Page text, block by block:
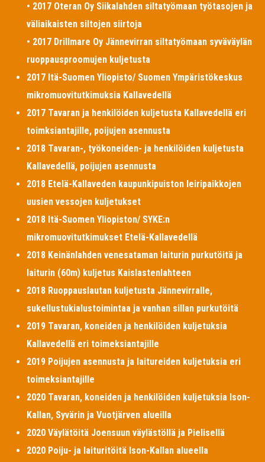
• 2017 Oteran Oy Siikalahden siltatyömaan työtasojen ja
väliaikaisten siltojen siirtoja
• 2017 Drillmare Oy Jännevirran siltatyömaan syväväylän
ruoppausproomujen kuljetusta
2017 Itä-Suomen Yliopisto/ Suomen Ympäristökeskus
mikromuovitutkimuksia Kallavedellä
2017 Tavaran ja henkilöiden kuljetusta Kallavedellä eri
toimksiantajille, poijujen asennusta
2018 Tavaran-, työkoneiden- ja henkilöiden kuljetusta
Kallavedellä, poijujen asennusta
2018 Etelä-Kallaveden kaupunkipuiston leiripaikkojen
uusien vessojen kuljetukset
2018 Itä-Suomen Yliopiston/ SYKE:n
mikromuovitutkimukset Etelä-Kallavedellä
2018 Keinänlahden venesataman laiturin purkutöitä ja
laiturin (60m) kuljetus Kaislastenlahteen
2018 Ruoppauslautan kuljetusta Jännevirralle,
sukellustukialustoimintaa ja vanhan sillan purkutöitä
2019 Tavaran, koneiden ja henkilöiden kuljetuksia
Kallavedellä eri toimeksiantajille
2019 Poijujen asennusta ja laitureiden kuljetuksia eri
toimeksiantajille
2020 Tavaran, koneiden ja henkilöiden kuljetuksia Ison-
Kallan, Syvärin ja Vuotjärven alueilla
2020 Väylätöitä Joensuun väylästöllä ja Pielisellä
2020 Poiju- ja laituritöitä Ison-Kallan alueella